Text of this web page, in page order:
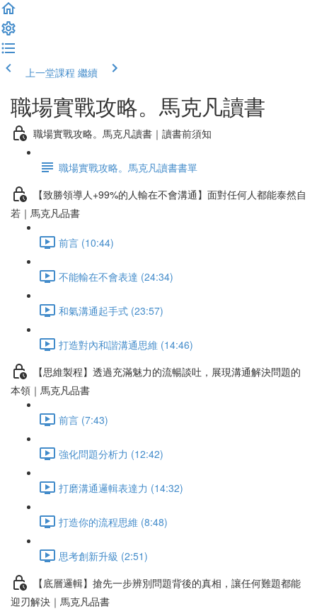
上一堂課程 繼續
職場實戰攻略。馬克凡讀書
職場實戰攻略。馬克凡讀書｜讀書前須知
職場實戰攻略。馬克凡讀書書單
【致勝領導人+99%的人輸在不會溝通】面對任何人都能泰然自
若｜馬克凡品書
前言 (10:44)
不能輸在不會表達 (24:34)
和氣溝通起手式 (23:57)
打造對內和諧溝通思維 (14:46)
【思維製程】透過充滿魅力的流暢談吐，展現溝通解決問題的
本領｜馬克凡品書
前言 (7:43)
強化問題分析力 (12:42)
打磨溝通邏輯表達力 (14:32)
打造你的流程思維 (8:48)
思考創新升級 (2:51)
【底層邏輯】搶先一步辨別問題背後的真相，讓任何難題都能
迎刃解決｜馬克凡品書